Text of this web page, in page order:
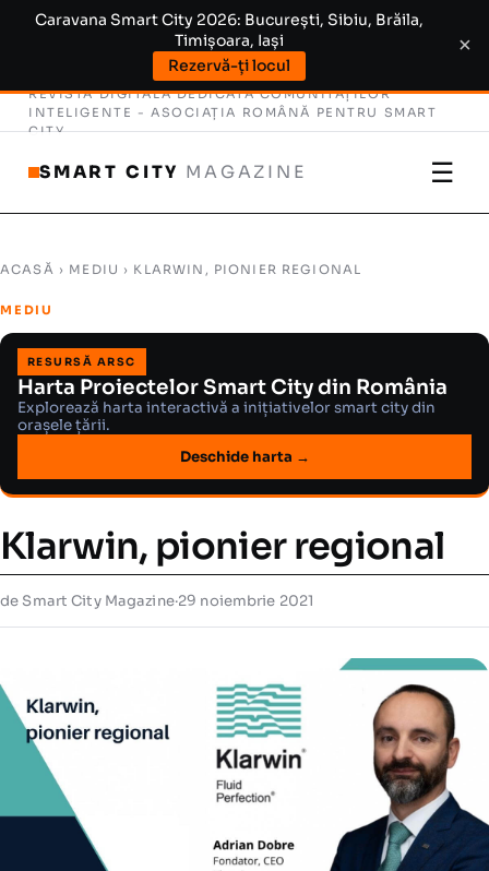
Caravana Smart City 2026: București, Sibiu, Brăila,
Timișoara, Iași
Rezervă-ți locul
×
REVISTĂ DIGITALĂ DEDICATĂ COMUNITĂȚILOR
INTELIGENTE - ASOCIAȚIA ROMÂNĂ PENTRU SMART
CITY
SMART CITY MAGAZINE ☰
ACASĂ › MEDIU › KLARWIN, PIONIER REGIONAL
MEDIU
RESURSĂ ARSC
Harta Proiectelor Smart City din România
Explorează harta interactivă a inițiativelor smart city din
orașele țării.
Deschide harta →
Klarwin, pionier regional
de Smart City Magazine·29 noiembrie 2021